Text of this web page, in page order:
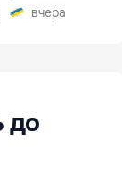
вчера
до